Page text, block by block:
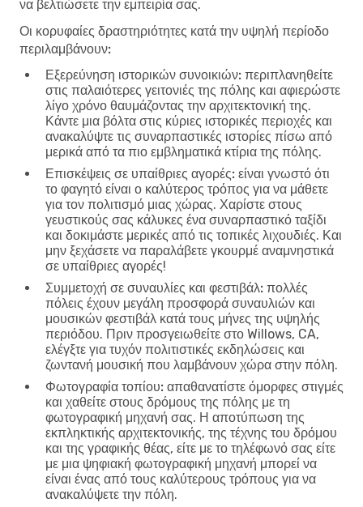
να βελτιώσετε την εμπειρία σας.
Οι κορυφαίες δραστηριότητες κατά την υψηλή περίοδο
περιλαμβάνουν:
Εξερεύνηση ιστορικών συνοικιών: περιπλανηθείτε
στις παλαιότερες γειτονιές της πόλης και αφιερώστε
λίγο χρόνο θαυμάζοντας την αρχιτεκτονική της.
Κάντε μια βόλτα στις κύριες ιστορικές περιοχές και
ανακαλύψτε τις συναρπαστικές ιστορίες πίσω από
μερικά από τα πιο εμβληματικά κτίρια της πόλης.
Επισκέψεις σε υπαίθριες αγορές: είναι γνωστό ότι
το φαγητό είναι ο καλύτερος τρόπος για να μάθετε
για τον πολιτισμό μιας χώρας. Χαρίστε στους
γευστικούς σας κάλυκες ένα συναρπαστικό ταξίδι
και δοκιμάστε μερικές από τις τοπικές λιχουδιές. Και
μην ξεχάσετε να παραλάβετε γκουρμέ αναμνηστικά
σε υπαίθριες αγορές!
Συμμετοχή σε συναυλίες και φεστιβάλ: πολλές
πόλεις έχουν μεγάλη προσφορά συναυλιών και
μουσικών φεστιβάλ κατά τους μήνες της υψηλής
περιόδου. Πριν προσγειωθείτε στο Willows, CA,
ελέγξτε για τυχόν πολιτιστικές εκδηλώσεις και
ζωντανή μουσική που λαμβάνουν χώρα στην πόλη.
Φωτογραφία τοπίου: απαθανατίστε όμορφες στιγμές
και χαθείτε στους δρόμους της πόλης με τη
φωτογραφική μηχανή σας. Η αποτύπωση της
εκπληκτικής αρχιτεκτονικής, της τέχνης του δρόμου
και της γραφικής θέας, είτε με το τηλέφωνό σας είτε
με μια ψηφιακή φωτογραφική μηχανή μπορεί να
είναι ένας από τους καλύτερους τρόπους για να
ανακαλύψετε την πόλη.